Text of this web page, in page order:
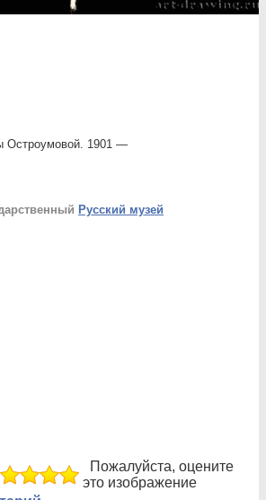
Остроумовой. 1901 —
Русский музей
Пожалуйста, оцените
это изображение